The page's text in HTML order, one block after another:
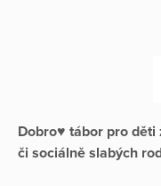
Dobro♥ tábor pro děti
či sociálně slabých